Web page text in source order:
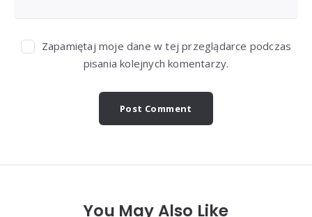
Zapamiętaj moje dane w tej przeglądarce podczas
pisania kolejnych komentarzy.
You May Also Like